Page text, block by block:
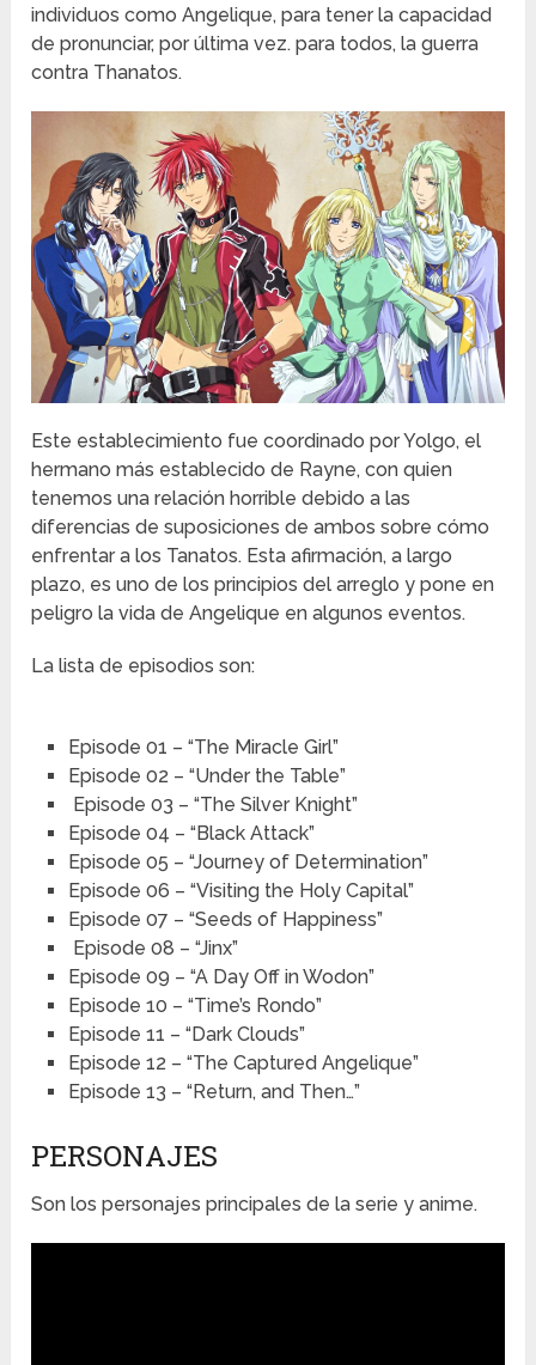
individuos como Angelique, para tener la capacidad
de pronunciar, por última vez. para todos, la guerra
contra Thanatos.
Este establecimiento fue coordinado por Yolgo, el
hermano más establecido de Rayne, con quien
tenemos una relación horrible debido a las
diferencias de suposiciones de ambos sobre cómo
enfrentar a los Tanatos. Esta afirmación, a largo
plazo, es uno de los principios del arreglo y pone en
peligro la vida de Angelique en algunos eventos.
La lista de episodios son:
Episode 01 – “The Miracle Girl”
Episode 02 – “Under the Table”
Episode 03 – “The Silver Knight”
Episode 04 – “Black Attack”
Episode 05 – “Journey of Determination”
Episode 06 – “Visiting the Holy Capital”
Episode 07 – “Seeds of Happiness”
Episode 08 – “Jinx”
Episode 09 – “A Day Off in Wodon”
Episode 10 – “Time’s Rondo”
Episode 11 – “Dark Clouds”
Episode 12 – “The Captured Angelique”
Episode 13 – “Return, and Then…”
PERSONAJES
Son los personajes principales de la serie y anime.